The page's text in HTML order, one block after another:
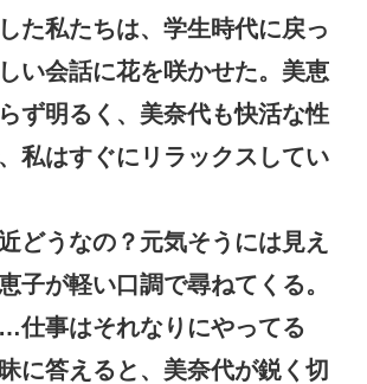
た私たちは、学生時代に戻っ
い会話に花を咲かせた。美恵
ず明るく、美奈代も快活な性
私はすぐにリラックスしてい
どうなの？元気そうには見え
子が軽い口調で尋ねてくる。
…仕事はそれなりにやってる
に答えると、美奈代が鋭く切